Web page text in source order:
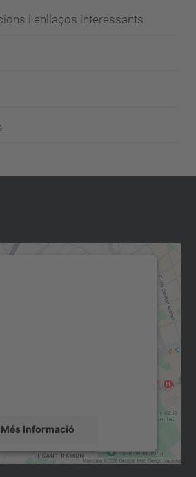
i enllaços interessants
Més Informació
Accepta